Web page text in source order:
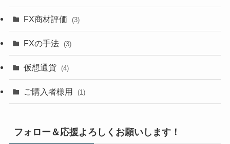
FX商材評価 (3)
FXの手法 (3)
仮想通貨 (4)
ご購入者様用 (1)
フォロー＆応援よろしくお願いします！